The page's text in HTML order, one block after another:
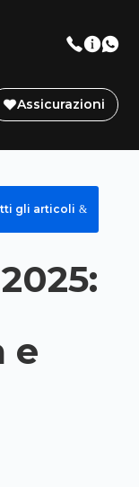
Assicurazioni
gli articoli
e